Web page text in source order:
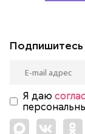
Подпишитесь
Я даю